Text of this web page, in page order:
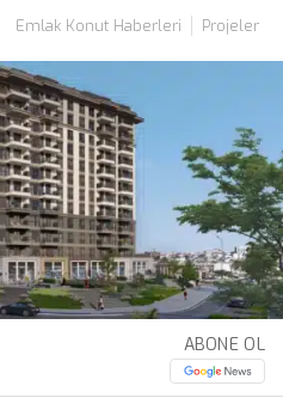
Emlak Konut Haberleri Projeler
ABONE OL